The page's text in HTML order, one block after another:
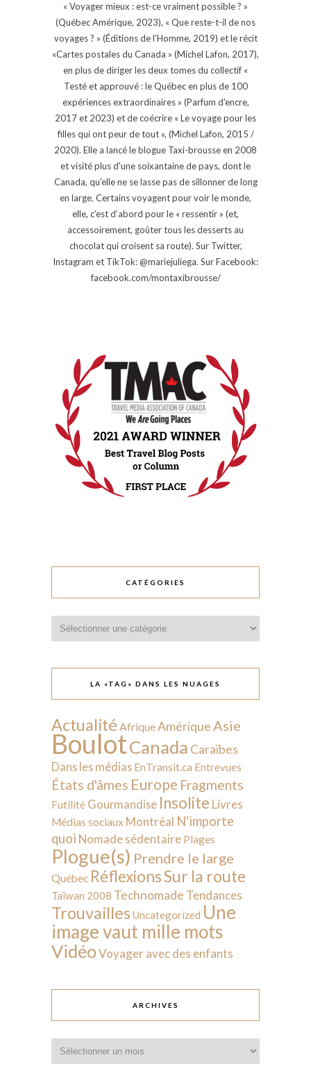
« Voyager mieux : est-ce vraiment possible ? »
(Québec Amérique, 2023), « Que reste-t-il de nos
voyages ? » (Éditions de l'Homme, 2019) et le récit
«Cartes postales du Canada » (Michel Lafon, 2017),
en plus de diriger les deux tomes du collectif «
Testé et approuvé : le Québec en plus de 100
expériences extraordinaires » (Parfum d'encre,
2017 et 2023) et de coécrire « Le voyage pour les
filles qui ont peur de tout », (Michel Lafon, 2015 /
2020). Elle a lancé le blogue Taxi-brousse en 2008
et visité plus d'une soixantaine de pays, dont le
Canada, qu'elle ne se lasse pas de sillonner de long
en large. Certains voyagent pour voir le monde,
elle, c’est d’abord pour le « ressentir » (et,
accessoirement, goûter tous les desserts au
chocolat qui croisent sa route). Sur Twitter,
Instagram et TikTok: @mariejuliega. Sur Facebook:
facebook.com/montaxibrousse/
CATÉGORIES
LA «TAG» DANS LES NUAGES
Actualité AfriqueAmériqueAsie
BoulotCanada Caraïbes
Dans les médias EnTransit.ca Entrevues
États d'âmes Europe Fragments
Futilité Gourmandise Insolite Livres
Médias sociaux Montréal N'importe
quoi Nomade sédentaire Plages
Plogue(s) Prendre le large
Québec RéflexionsSur la route
Taïwan 2008 Technomade Tendances
Trouvailles Uncategorized Une
image vaut mille mots
VidéoVoyager avec des enfants
ARCHIVES